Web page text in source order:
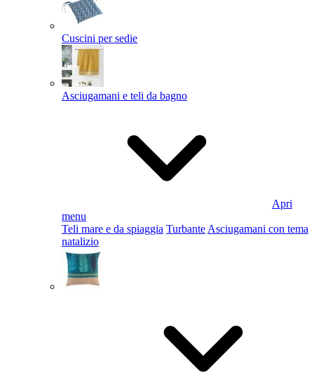
Cuscini per sedie
Asciugamani e teli da bagno
Apri
menu
Teli mare e da spiaggia Turbante Asciugamani con tema
natalizio